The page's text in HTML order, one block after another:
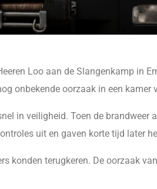
Loo aan de Slangenkamp in
onbekende oorzaak in een kamer
in veiligheid. Toen de brandweer
uit en gaven korte tijd later
konden terugkeren. De oorzaak